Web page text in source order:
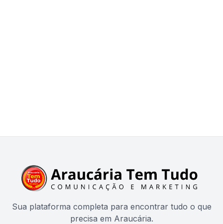
Sua plataforma completa para encontrar tudo o que
precisa em Araucária.